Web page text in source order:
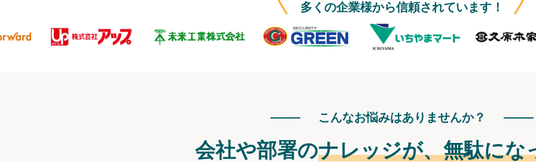
多くの企業様から信頼されています！
こんなお悩みはありませんか？
会社や部署のナレッジが、無駄にな